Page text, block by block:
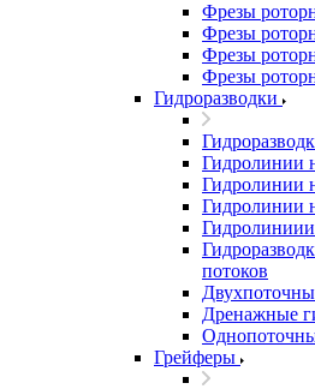
Фрезы
Фрезы
Фрезы
Фрезы
Гидроразводки
Гидролинии
Гидролинии
Гидролинии
Гидролиниии
потоков
Дренажные
Грейферы